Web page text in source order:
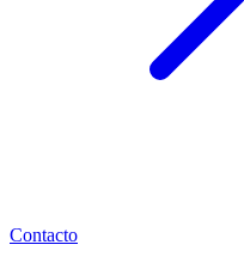
Contacto